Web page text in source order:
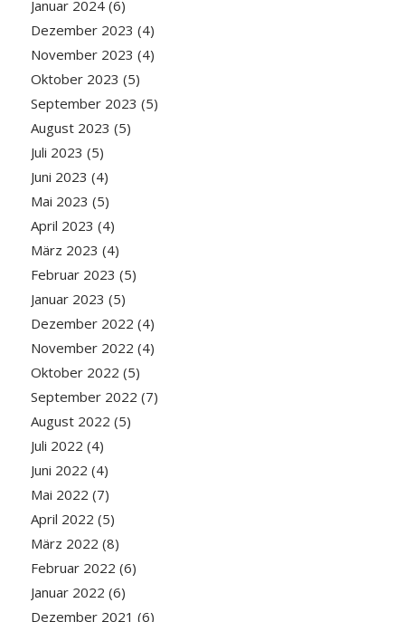
Januar 2024(6)
Dezember 2023 (4)
November 2023 (4)
Oktober 2023 (5)
September 2023 (5)
August 2023 (5)
Juli 2023 (5)
Juni 2023 (4)
Mai 2023 (5)
April 2023 (4)
März 2023 (4)
Februar 2023 (5)
Januar 2023 (5)
Dezember 2022 (4)
November 2022 (4)
Oktober 2022 (5)
September 2022 (7)
August 2022 (5)
Juli 2022 (4)
Juni 2022 (4)
Mai 2022 (7)
April 2022 (5)
März 2022 (8)
Februar 2022 (6)
Januar 2022 (6)
Dezember 2021 (6)